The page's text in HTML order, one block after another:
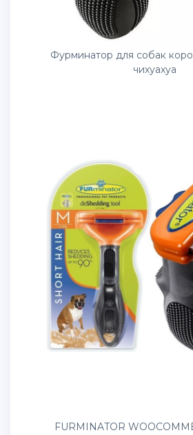
Фурминатор для собак
чихуахуа
FURMINATOR